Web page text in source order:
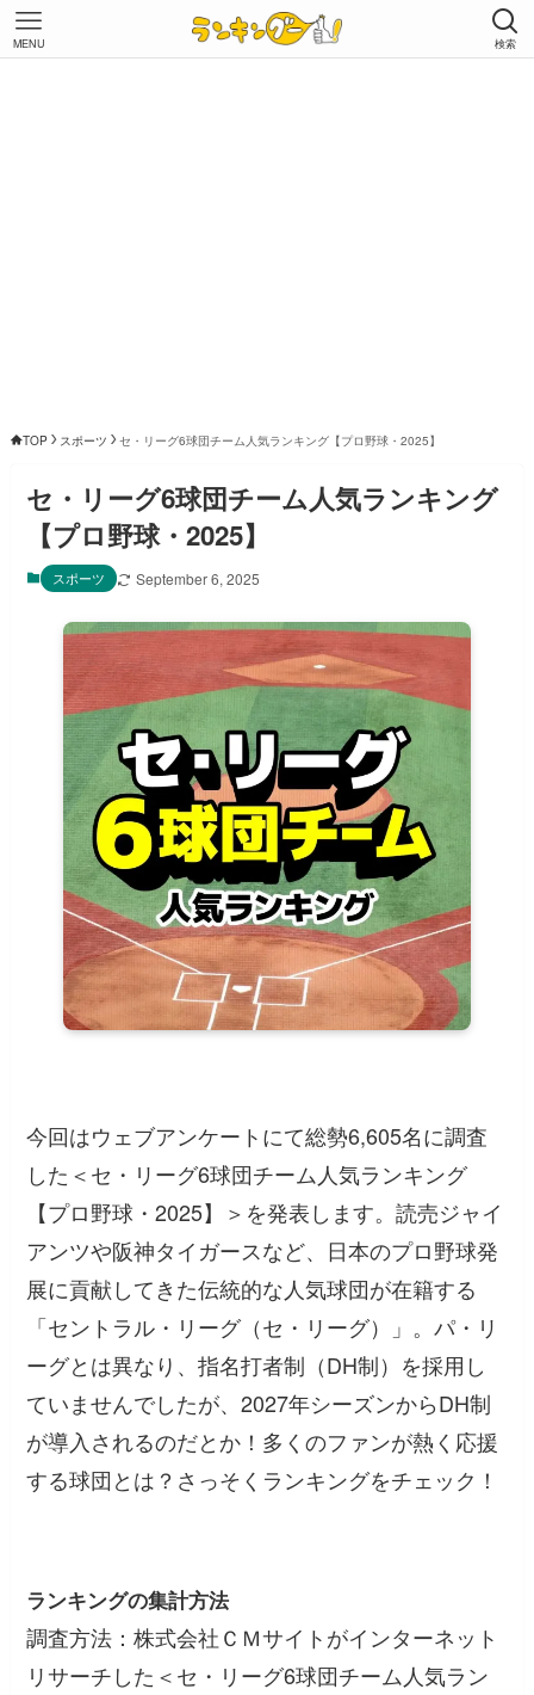
検索
MENU
TOP スポーツ セ・リーグ6球団チーム人気ランキング【プロ野球・2025】
セ・リーグ6球団チーム人気ランキング
【プロ野球・2025】
スポーツ September 6, 2025
今回はウェブアンケートにて総勢6,605名に調査
した＜セ・リーグ6球団チーム人気ランキング
【プロ野球・2025】＞を発表します。読売ジャイ
アンツや阪神タイガースなど、日本のプロ野球発
展に貢献してきた伝統的な人気球団が在籍する
「セントラル・リーグ（セ・リーグ）」。パ・リ
ーグとは異なり、指名打者制（DH制）を採用し
ていませんでしたが、2027年シーズンからDH制
が導入されるのだとか！多くのファンが熱く応援
する球団とは？さっそくランキングをチェック！
ランキングの集計方法
調査方法：株式会社ＣＭサイトがインターネット
リサーチした＜セ・リーグ6球団チーム人気ラン